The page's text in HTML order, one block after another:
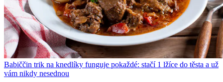
Babiččin trik na knedlíky funguje pokaždé: stačí 1 lžíce do těsta a už
vám nikdy nesednou